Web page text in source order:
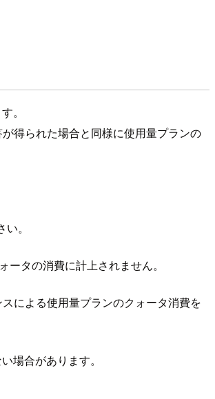
。
得られた場合と同様に使用量プランの
。
タの消費に計上されません。
による使用量プランのクォータ消費を
場合があります。